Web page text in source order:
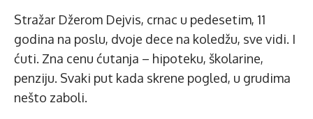
Stražar Džerom Dejvis, crnac u pedesetim, 11
godina na poslu, dvoje dece na koledžu, sve vidi. I
ćuti. Zna cenu ćutanja – hipoteku, školarine,
penziju. Svaki put kada skrene pogled, u grudima
nešto zaboli.